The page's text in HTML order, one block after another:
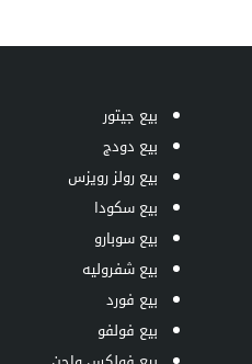
بيع جيتور
بيع دودج
بيع رولز رويزس
بيع سكودا
بيع سوبارو
بيع شفروليه
بيع فورد
بيع فولفو